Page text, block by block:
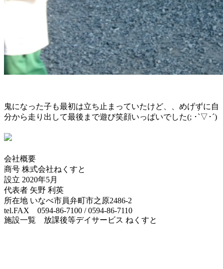
鬼になった子も最初は立ち止まっていたけど、、めげずに自
分から走り出して最後まで遊び笑顔いっぱいでした(; ･`▽･´)
会社概要
商号 株式会社ねくすと
設立 2020年5月
代表者 矢野 利英
所在地 いなべ市員弁町市之原2486-2
tel.FAX 0594-86-7100 / 0594-86-7110
施設一覧 放課後等デイサービス ねくすと